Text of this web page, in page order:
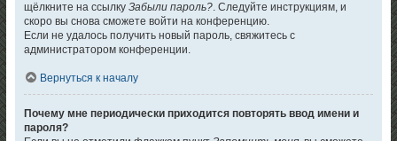
щёлкните на ссылкуЗабыли пароль?. Следуйте инструкциям, и
скоро вы снова сможете войти на конференцию.
Если не удалось получить новый пароль, свяжитесь с
администратором конференции.
Вернуться к началу
Почему мне периодически приходится повторять ввод имени и
пароля?